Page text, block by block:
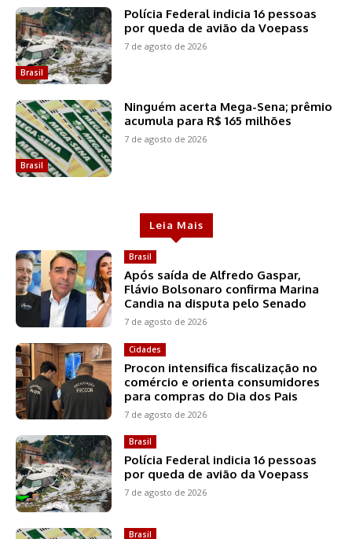
Brasil
Polícia Federal indicia 16 pessoas
por queda de avião da Voepass
7 de agosto de 2026
Brasil
Ninguém acerta Mega-Sena; prêmio
acumula para R$ 165 milhões
7 de agosto de 2026
Leia Mais
Brasil
Após saída de Alfredo Gaspar,
Flávio Bolsonaro confirma Marina
Candia na disputa pelo Senado
7 de agosto de 2026
Cidades
Procon intensifica fiscalização no
comércio e orienta consumidores
para compras do Dia dos Pais
7 de agosto de 2026
Brasil
Polícia Federal indicia 16 pessoas
por queda de avião da Voepass
7 de agosto de 2026
Brasil